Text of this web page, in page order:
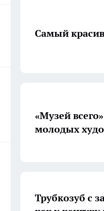
Самый
«Музей
молодых
Трубкозуб с